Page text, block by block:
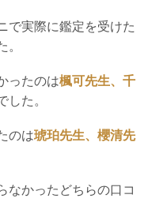
で実際に鑑定を受けた
。
ったのは楓可先生、千
した。
のは琥珀先生、櫻清先
なかったどちらの口コ